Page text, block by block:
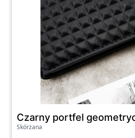
Czarny portfel
Skórzana